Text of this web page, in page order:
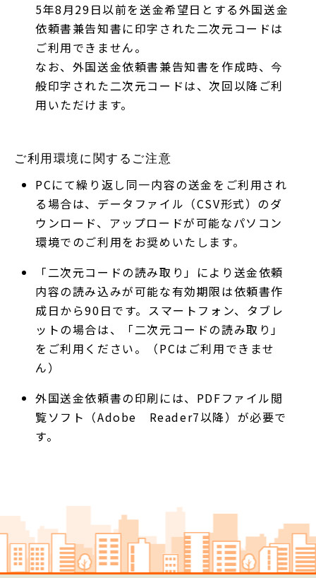
5年8月29日以前を送金希望日とする外国送金
依頼書兼告知書に印字された二次元コードは
ご利用できません。
なお、外国送金依頼書兼告知書を作成時、今
般印字された二次元コードは、次回以降ご利
用いただけます。
ご利用環境に関するご注意
PCにて繰り返し同一内容の送金をご利用され
る場合は、データファイル（CSV形式）のダ
ウンロード、アップロードが可能なパソコン
環境でのご利用をお奨めいたします。
「二次元コードの読み取り」により送金依頼
内容の読み込みが可能な有効期限は依頼書作
成日から90日です。スマートフォン、タブレ
ットの場合は、「二次元コードの読み取り」
をご利用ください。（PCはご利用できませ
ん）
外国送金依頼書の印刷には、PDFファイル閲
覧ソフト（Adobe Reader7以降）が必要で
す。